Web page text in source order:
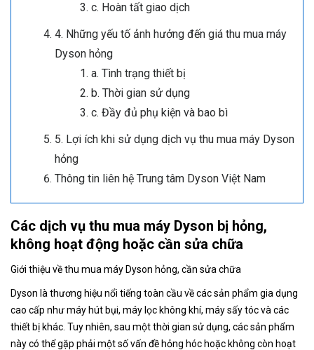
c. Hoàn tất giao dịch
4. Những yếu tố ảnh hưởng đến giá thu mua máy
Dyson hỏng
a. Tình trạng thiết bị
b. Thời gian sử dụng
c. Đầy đủ phụ kiện và bao bì
5. Lợi ích khi sử dụng dịch vụ thu mua máy Dyson
hỏng
Thông tin liên hệ Trung tâm Dyson Việt Nam
Các dịch vụ thu mua máy Dyson bị hỏng,
không hoạt động hoặc cần sửa chữa
Giới thiệu về thu mua máy Dyson hỏng, cần sửa chữa
Dyson là thương hiệu nổi tiếng toàn cầu về các sản phẩm gia dụng
cao cấp như máy hút bụi, máy lọc không khí, máy sấy tóc và các
thiết bị khác. Tuy nhiên, sau một thời gian sử dụng, các sản phẩm
này có thể gặp phải một số vấn đề hỏng hóc hoặc không còn hoạt